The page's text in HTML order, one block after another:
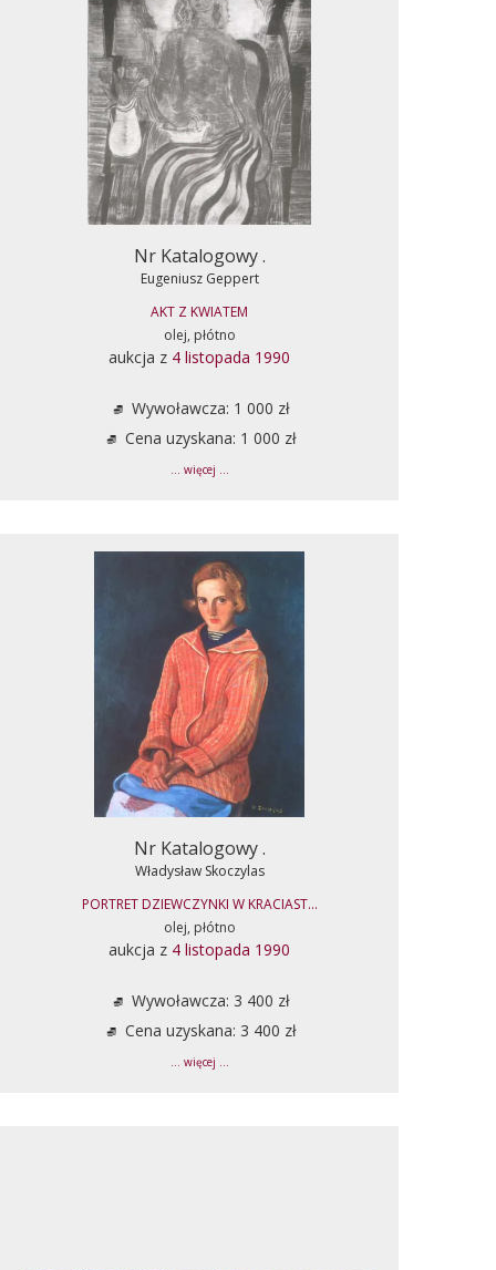
Nr Katalogowy .
Eugeniusz Geppert
AKT Z KWIATEM
olej, płótno
aukcja z 4 listopada 1990
Wywoławcza: 1 000 zł
Cena uzyskana: 1 000 zł
... więcej ...
Nr Katalogowy .
Władysław Skoczylas
PORTRET DZIEWCZYNKI W KRACIAST...
olej, płótno
aukcja z 4 listopada 1990
Wywoławcza: 3 400 zł
Cena uzyskana: 3 400 zł
... więcej ...